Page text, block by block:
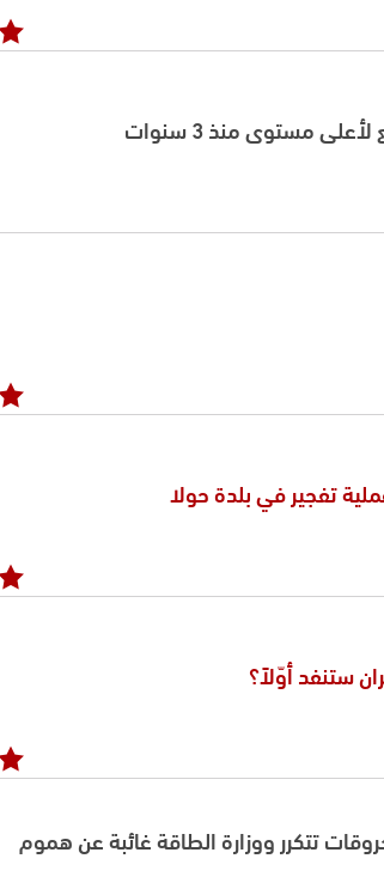
مستوى منذ 3 سنوات
تفجير في بلدة حولا
ستنفد أوّلاً؟
تتكرر ووزارة الطاقة غائبة عن هموم